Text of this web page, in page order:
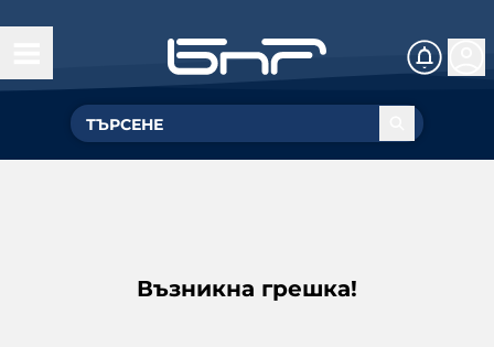
Възникна грешка!